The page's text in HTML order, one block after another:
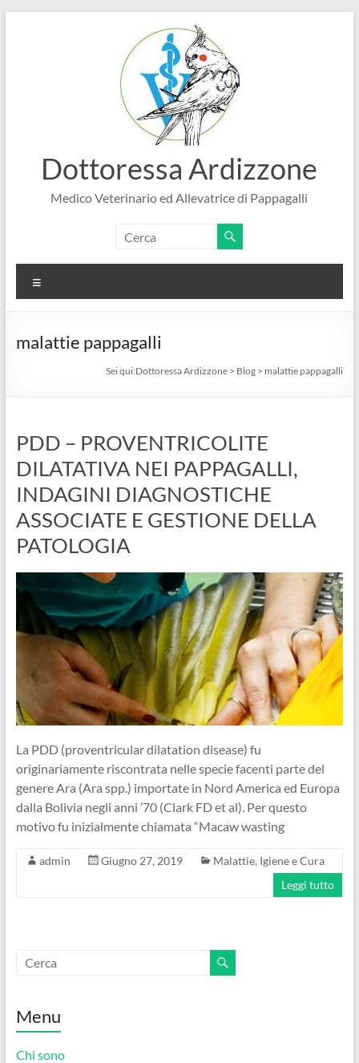
Dottoressa Ardizzone
Medico Veterinario ed Allevatrice di Pappagalli
malattie pappagalli
Sei qui:Dottoressa Ardizzone > Blog > malattie pappagalli
PDD – PROVENTRICOLITE
DILATATIVA NEI PAPPAGALLI,
INDAGINI DIAGNOSTICHE
ASSOCIATE E GESTIONE DELLA
PATOLOGIA
La PDD (proventricular dilatation disease) fu
originariamente riscontrata nelle specie facenti parte del
genere Ara (Ara spp.) importate in Nord America ed Europa
dalla Bolivia negli anni ’70 (Clark FD et al). Per questo
motivo fu inizialmente chiamata “Macaw wasting
admin Giugno 27, 2019
Malattie, Igiene e Cura
Leggi tutto
Menu
Chi sono